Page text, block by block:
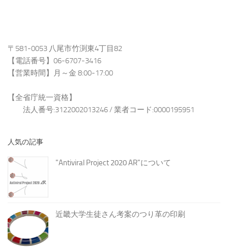
〒581-0053 八尾市竹渕東4丁目82
【電話番号】06-6707-3416
【営業時間】月～金 8:00-17:00
【全省庁統一資格】
法人番号:3122002013246 / 業者コード:0000195951
人気の記事
"Antiviral Project 2020 AR"について
近畿大学生徒さん考案のつり革の印刷